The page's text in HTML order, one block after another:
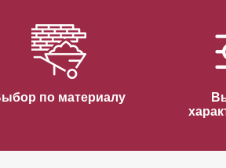
заборы
по материалу